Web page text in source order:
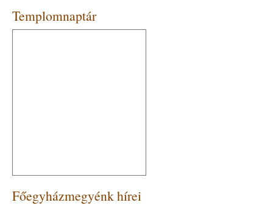
Templomnaptár
Főegyházmegyénk hírei